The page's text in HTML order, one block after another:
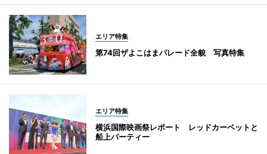
エリア特集
第74回ザよこはまパレード全貌 写真特集
エリア特集
横浜国際映画祭レポート レッドカーペットと
船上パーティー